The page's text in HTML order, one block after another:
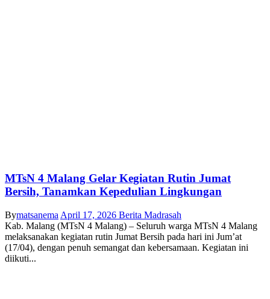
MTsN 4 Malang Gelar Kegiatan Rutin Jumat
Bersih, Tanamkan Kepedulian Lingkungan
Bymatsanema April 17, 2026 Berita Madrasah
Kab. Malang (MTsN 4 Malang) – Seluruh warga MTsN 4 Malang
melaksanakan kegiatan rutin Jumat Bersih pada hari ini Jum’at
(17/04), dengan penuh semangat dan kebersamaan. Kegiatan ini
diikuti...